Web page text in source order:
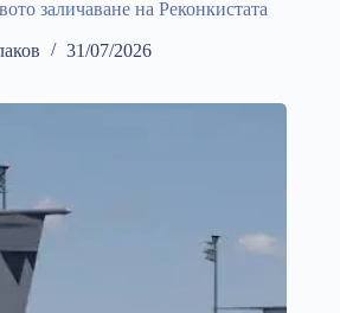
заличаване на Реконкистата
31/07/2026